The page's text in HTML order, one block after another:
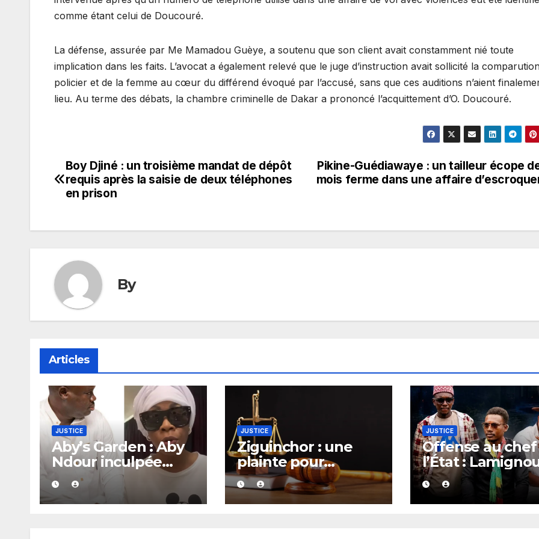
comme étant celui de Doucouré.
La défense, assurée par Me Mamadou Guèye, a soutenu que son client avait constamment nié toute
implication dans les faits. L’avocat a également relevé que le juge d’instruction avait sollicité la
policier et de la femme au cœur du différend évoqué par l’accusé, sans que ces auditions n’aient
lieu. Au terme des débats, la chambre criminelle de Dakar a prononcé l’acquittement d’O. Doucouré.
Navigation
de
Pikine-Guédiawaye : un tailleur écope
mois ferme dans une affaire
Boy Djiné : un troisième mandat de dépôt
requis après la saisie de deux téléphones
en prison
By
Articles
JUSTICE
Aby’s Garden : Aby
Ndour inculpée
pour abus de biens
sociaux dans une
affaire portant sur
JUSTICE
Ziguinchor : une
plainte pour
diffamation
déposée contre le
maire Djibril Sonko
JUSTICE
Offense au
l’État :
Darou
3 mois ferme,
Oustaz Thiep et